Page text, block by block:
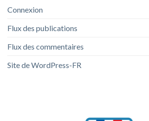
Connexion
Flux des publications
Flux des commentaires
Site de WordPress-FR